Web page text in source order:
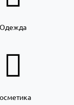
Одежда